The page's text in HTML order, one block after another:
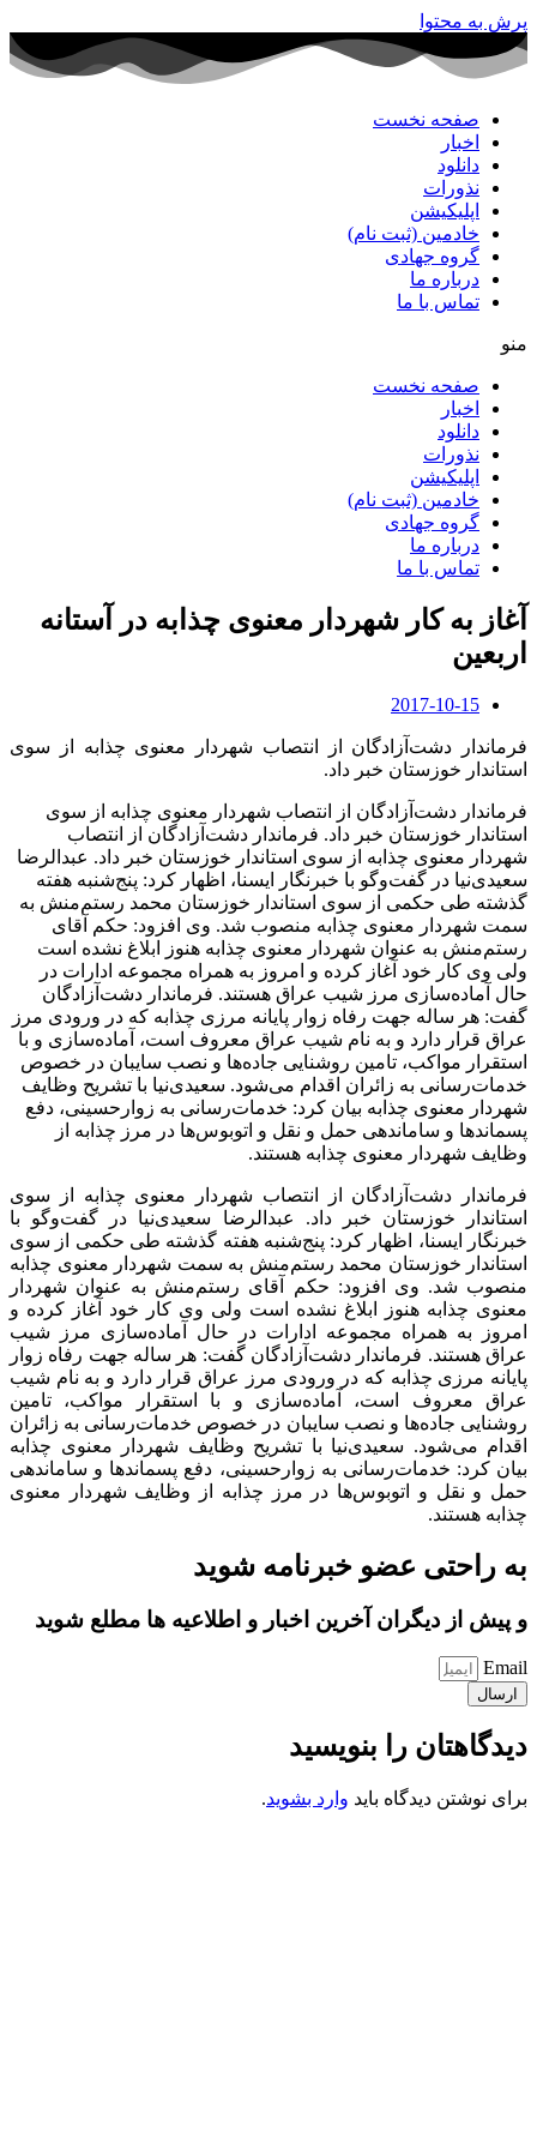
پرش به محتوا
صفحه نخست
اخبار
دانلود
نذورات
اپلیکیشن
خادمین (ثبت نام)
گروه جهادی
درباره ما
تماس با ما
منو
صفحه نخست
اخبار
دانلود
نذورات
اپلیکیشن
خادمین (ثبت نام)
گروه جهادی
درباره ما
تماس با ما
آغاز به کار شهردار معنوی چذابه در آستانه
اربعین
2017-10-15
فرماندار دشت‌آزادگان از انتصاب شهردار معنوی چذابه از سوی
استاندار خوزستان خبر داد.
فرماندار دشت‌آزادگان از انتصاب شهردار معنوی چذابه از سوی
استاندار خوزستان خبر داد. فرماندار دشت‌آزادگان از انتصاب
شهردار معنوی چذابه از سوی استاندار خوزستان خبر داد. عبدالرضا
سعیدی‌نیا در گفت‌وگو با خبرنگار ایسنا، اظهار کرد: پنج‌شنبه هفته
گذشته طی حکمی از سوی استاندار خوزستان محمد رستم‌منش به
سمت شهردار معنوی چذابه منصوب شد. وی افزود: حکم آقای
رستم‌منش به عنوان شهردار معنوی چذابه هنوز ابلاغ نشده است
ولی وی کار خود آغاز کرده و امروز به همراه مجموعه ادارات در
حال آماده‌سازی مرز شیب عراق هستند. فرماندار دشت‌آزادگان
گفت: هر ساله جهت رفاه زوار پایانه مرزی چذابه که در ورودی مرز
عراق قرار دارد و به نام شیب عراق معروف است، آماده‌سازی و با
استقرار مواکب، تامین روشنایی جاده‌ها و نصب سایبان در خصوص
خدمات‌رسانی به زائران اقدام می‌شود. سعیدی‌نیا با تشریح وظایف
شهردار معنوی چذابه بیان کرد: خدمات‌رسانی به زوارحسینی، دفع
پسماندها و ساماندهی حمل و نقل و اتوبوس‌ها در مرز چذابه از
وظایف شهردار معنوی چذابه هستند.
فرماندار دشت‌آزادگان از انتصاب شهردار معنوی چذابه از سوی
استاندار خوزستان خبر داد. عبدالرضا سعیدی‌نیا در گفت‌وگو با
خبرنگار ایسنا، اظهار کرد: پنج‌شنبه هفته گذشته طی حکمی از سوی
استاندار خوزستان محمد رستم‌منش به سمت شهردار معنوی چذابه
منصوب شد. وی افزود: حکم آقای رستم‌منش به عنوان شهردار
معنوی چذابه هنوز ابلاغ نشده است ولی وی کار خود آغاز کرده و
امروز به همراه مجموعه ادارات در حال آماده‌سازی مرز شیب
عراق هستند. فرماندار دشت‌آزادگان گفت: هر ساله جهت رفاه زوار
پایانه مرزی چذابه که در ورودی مرز عراق قرار دارد و به نام شیب
عراق معروف است، آماده‌سازی و با استقرار مواکب، تامین
روشنایی جاده‌ها و نصب سایبان در خصوص خدمات‌رسانی به زائران
اقدام می‌شود. سعیدی‌نیا با تشریح وظایف شهردار معنوی چذابه
بیان کرد: خدمات‌رسانی به زوارحسینی، دفع پسماندها و ساماندهی
حمل و نقل و اتوبوس‌ها در مرز چذابه از وظایف شهردار معنوی
چذابه هستند.
به راحتی عضو خبرنامه شوید
و پیش از دیگران آخرین اخبار و اطلاعیه ها مطلع شوید
Email
ارسال
دیدگاهتان را بنویسید
برای نوشتن دیدگاه باید وارد بشوید.